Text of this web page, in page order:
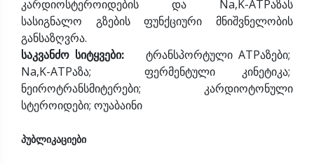
კარდიოსტეროიდების და Na,K-ATPაზას
სასიგნალო გზების ფუნქციური მნიშვნელობის
განსაზღვრა.
საკვანძო სიტყვები:ტრანსპორტული ATPაზები;
Na,K-ATPაზა; ფერმენტული კინეტიკა;
ნეიროტრანსმიტერები; კარდიოტონული
სტეროიდები; ოუაბაინი
პუბლიკაციები